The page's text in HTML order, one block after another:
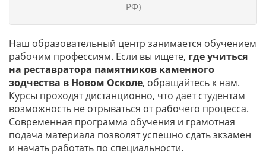
РФ)
Наш образовательный центр занимается обучением
рабочим профессиям. Если вы ищете, где учиться
на реставратора памятников каменного
зодчества в Новом Осколе, обращайтесь к нам.
Курсы проходят дистанционно, что дает студентам
возможность не отрываться от рабочего процесса.
Современная программа обучения и грамотная
подача материала позволят успешно сдать экзамен
и начать работать по специальности.